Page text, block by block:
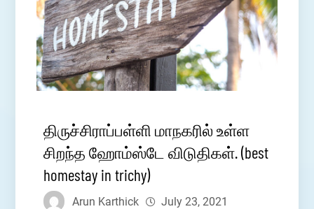
திருச்சிராப்பள்ளி மாநகரில் உள்ள
சிறந்த ஹோம்ஸ்டே விடுதிகள். (best
homestay in trichy)
Arun Karthick July 23, 2021